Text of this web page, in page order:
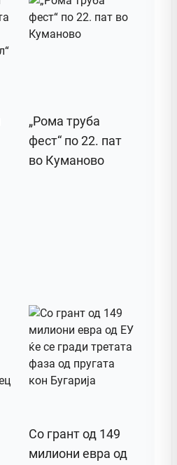
„Рома труба
фест“ по 22. пат
во Куманово
Со грант од 149
милиони евра од